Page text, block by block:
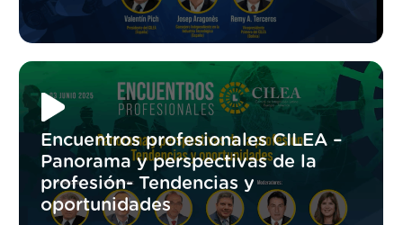
Encuentros profesionales CILEA –
Panorama y perspectivas de la
profesión- Tendencias y
oportunidades